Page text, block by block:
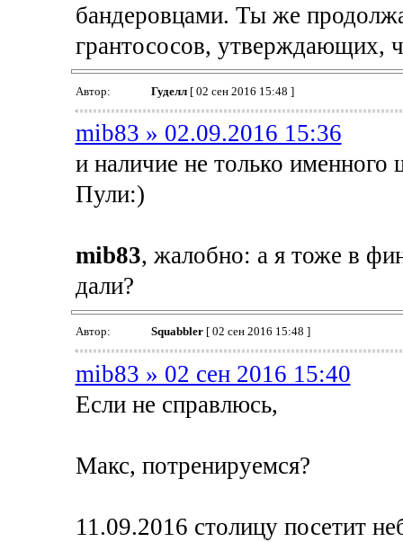
бандеровцами. Ты же
грантососов, утверждающих,
Автор: Гуделл[ 02 сен 2016 15:48 ]
mib83 » 02.09.2016 15:36
и наличие не только
Пули:)
mib83, жалобно: а я тоже в
дали?
Автор: Squabbler[ 02 сен 2016 15:48 ]
mib83 » 02 сен 2016 15:40
Если не справлюсь,
Макс, потренируемся?
11.09.2016 столицу посетит